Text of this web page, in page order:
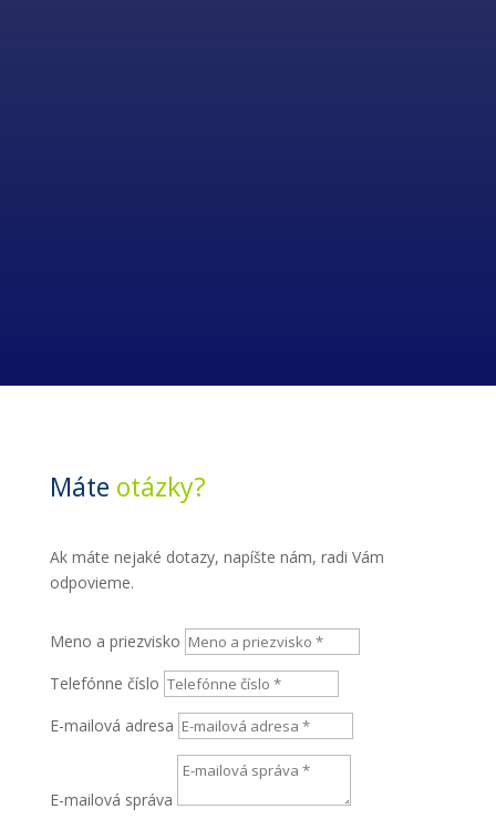
Máte otázky?
Ak máte nejaké dotazy, napíšte nám, radi Vám
odpovieme.
Meno a priezvisko
Telefónne číslo
E-mailová adresa
E-mailová správa